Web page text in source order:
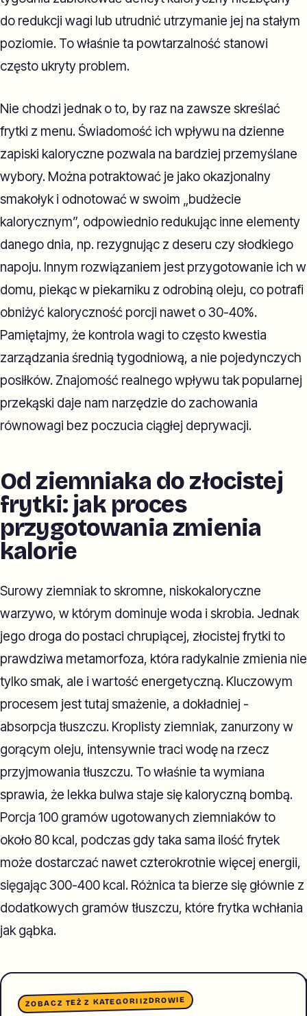
do redukcji wagi lub utrudnić utrzymanie jej na stałym
poziomie. To właśnie ta powtarzalność stanowi
często ukryty problem.
Nie chodzi jednak o to, by raz na zawsze skreślać
frytki z menu. Świadomość ich wpływu na dzienne
zapiski kaloryczne pozwala na bardziej przemyślane
wybory. Można potraktować je jako okazjonalny
smakołyk i odnotować w swoim „budżecie
kalorycznym”, odpowiednio redukując inne elementy
danego dnia, np. rezygnując z deseru czy słodkiego
napoju. Innym rozwiązaniem jest przygotowanie ich w
domu, piekąc w piekarniku z odrobiną oleju, co potrafi
obniżyć kaloryczność porcji nawet o 30-40%.
Pamiętajmy, że kontrola wagi to często kwestia
zarządzania średnią tygodniową, a nie pojedynczych
posiłków. Znajomość realnego wpływu tak popularnej
przekąski daje nam narzędzie do zachowania
równowagi bez poczucia ciągłej deprywacji.
Od ziemniaka do złocistej
frytki: jak proces
przygotowania zmienia
kalorie
Surowy ziemniak to skromne, niskokaloryczne
warzywo, w którym dominuje woda i skrobia. Jednak
jego droga do postaci chrupiącej, złocistej frytki to
prawdziwa metamorfoza, która radykalnie zmienia nie
tylko smak, ale i wartość energetyczną. Kluczowym
procesem jest tutaj smażenie, a dokładniej -
absorpcja tłuszczu. Kroplisty ziemniak, zanurzony w
gorącym oleju, intensywnie traci wodę na rzecz
przyjmowania tłuszczu. To właśnie ta wymiana
sprawia, że lekka bulwa staje się kaloryczną bombą.
Porcja 100 gramów ugotowanych ziemniaków to
około 80 kcal, podczas gdy taka sama ilość frytek
może dostarczać nawet czterokrotnie więcej energii,
sięgając 300-400 kcal. Różnica ta bierze się głównie z
dodatkowych gramów tłuszczu, które frytka wchłania
jak gąbka.
ZOBACZ TEŻ Z KATEGORIIZDROWIE